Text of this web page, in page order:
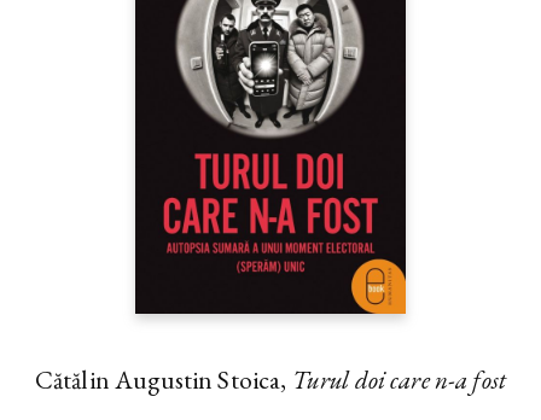
Cătălin Augustin Stoica, Turul doi care n-a fost